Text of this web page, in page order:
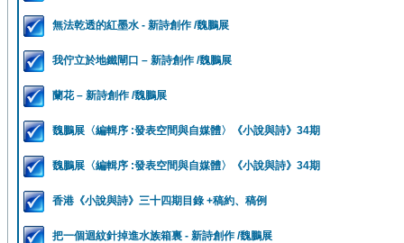
無法乾透的紅墨水 - 新詩創作 /魏鵬展
我佇立於地鐵閘口 – 新詩創作 /魏鵬展
蘭花 – 新詩創作 /魏鵬展
魏鵬展〈編輯序 :發表空間與自媒體〉《小說與詩》34期
魏鵬展〈編輯序 :發表空間與自媒體〉《小說與詩》34期
香港《小說與詩》三十四期目錄 +稿約、稿例
把一個迴紋針掉進水族箱裏 - 新詩創作 /魏鵬展